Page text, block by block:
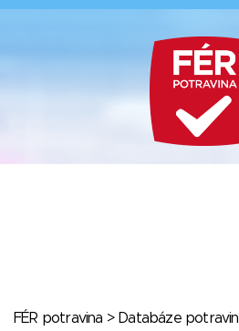
FÉR potravina > Databáze potravin